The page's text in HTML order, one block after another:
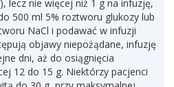
lecz nie więcej niż 1 g na infuzję,
500 ml 5% roztworu glukozy lub
NaCl i podawać w infuzji
objawy niepożądane, infuzję
dni, aż do osiągnięcia
12 do 15 g. Niektórzy pacjenci